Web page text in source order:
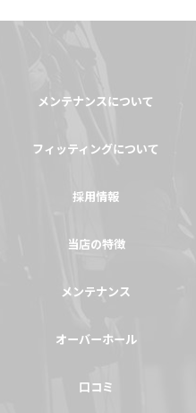
メンテナンスについて
フィッティングについて
採用情報
当店の特徴
メンテナンス
オーバーホール
口コミ